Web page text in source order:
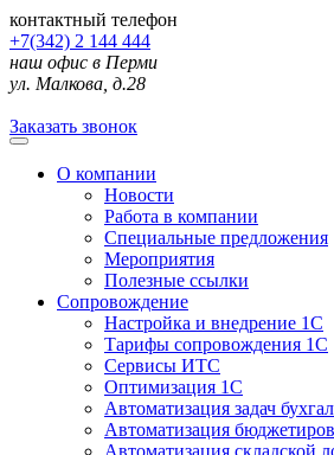
контактный телефон
+7(342) 2 144 444
наш офис в Перми
ул. Малкова, д.28
Заказать звонок
О компании
Новости
Работа в компании
Специальные предложения
Мероприятия
Полезные ссылки
Сопровождение
Настройка и внедрение 1С
Тарифы сопровождения 1С
Сервисы ИТС
Оптимизация 1С
Автоматизация задач
Автоматизация
Автоматизация складской